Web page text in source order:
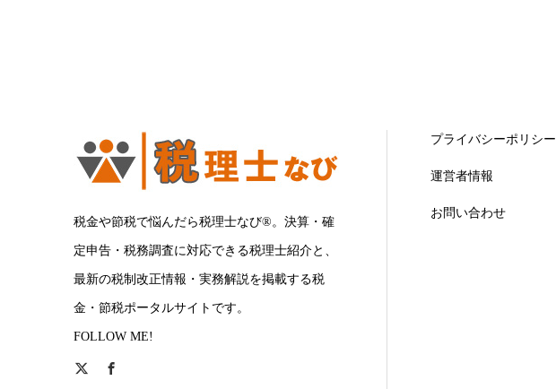
税金や節税で悩んだら税理士なび®。決算・確
定申告・税務調査に対応できる税理士紹介と、
最新の税制改正情報・実務解説を掲載する税
金・節税ポータルサイトです。
FOLLOW ME!
プライバシーポリシー
運営者情報
お問い合わせ